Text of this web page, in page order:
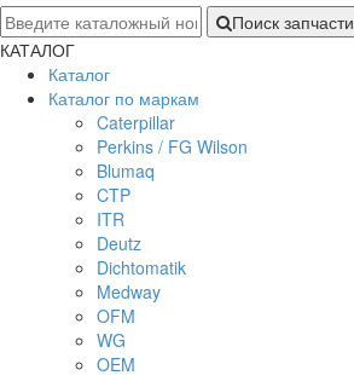
Поиск запчасти
КАТАЛОГ
Каталог
Каталог по маркам
Caterpillar
Perkins / FG Wilson
Blumaq
CTP
ITR
Deutz
Dichtomatik
Medway
OFM
WG
OEM